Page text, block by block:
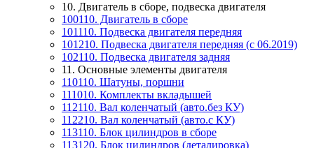
10. Двигатель в сборе, подвеска двигателя
100110. Двигатель в сборе
101110. Подвеска двигателя передняя
101210. Подвеска двигателя передняя (с 06.2019)
102110. Подвеска двигателя задняя
11. Основные элементы двигателя
110110. Шатуны, поршни
111010. Комплекты вкладышей
112110. Вал коленчатый (авто.без КУ)
112210. Вал коленчатый (авто.с КУ)
113110. Блок цилиндров в сборе
113120. Блок цилиндров (деталировка)